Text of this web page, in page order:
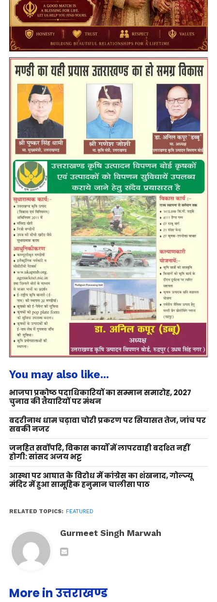
You may also like...
भाजपा प्रकोष्ठ पदाधिकारियों का सम्मान समारोह, 2027
चुनाव की तैयारियों पर मंथन
बदरीनाथ धाम चढ़ावा चोरी प्रकरण पर सियासत तेज, जांच पर
सबकी नजर
जनहित सर्वोपरि, विकास कार्यों में लापरवाही बर्दाश्त नहीं
होगी: सांसद अजय भट्ट
आस्था पर आघात के विरोध में कांग्रेस का शंखनाद, गोल्ज्यू
मंदिर में हुआ सामूहिक हनुमान चालीसा पाठ
RELATED TOPICS: FEATURED
Gurmeet Singh Marwah
More in उत्तराखण्ड